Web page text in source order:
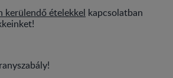
kerülendő ételekkel kapcsolatban